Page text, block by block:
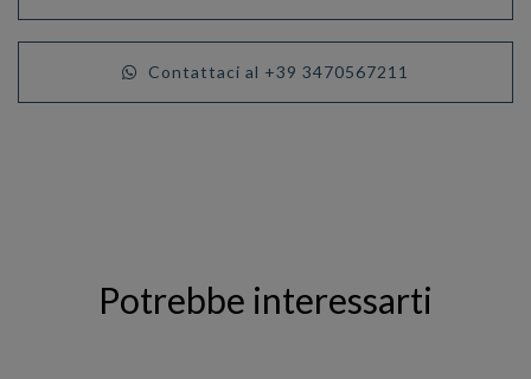
Contattaci al +39 3470567211
Potrebbe interessarti